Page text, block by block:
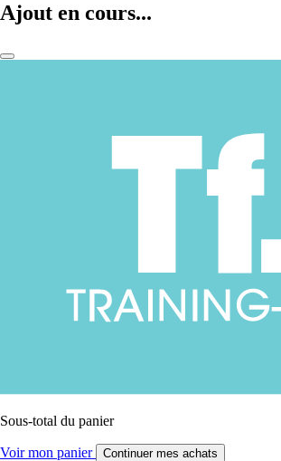
Ajout en cours...
Sous-total du panier
Voir mon panier Continuer mes achats